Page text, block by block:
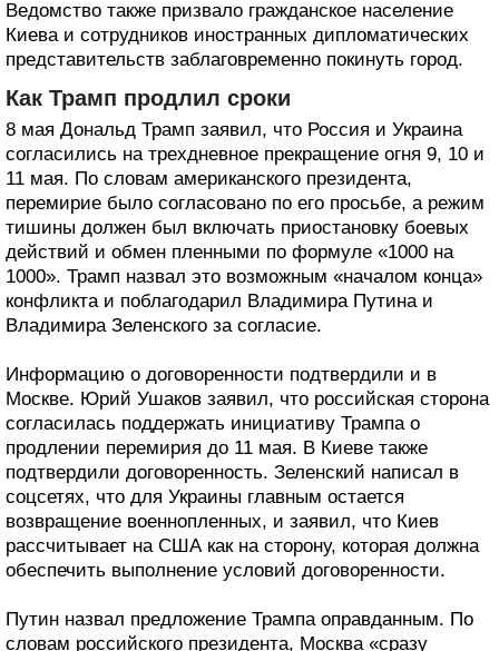
Ведомство также призвало гражданское население
Киева и сотрудников иностранных дипломатических
представительств заблаговременно покинуть город.
Как Трамп продлил сроки
8 мая Дональд Трамп заявил, что Россия и Украина
согласились на трехдневное прекращение огня 9, 10 и
11 мая. По словам американского президента,
перемирие было согласовано по его просьбе, а режим
тишины должен был включать приостановку боевых
действий и обмен пленными по формуле «1000 на
1000». Трамп назвал это возможным «началом конца»
конфликта и поблагодарил Владимира Путина и
Владимира Зеленского за согласие.
Информацию о договоренности подтвердили и в
Москве. Юрий Ушаков заявил, что российская сторона
согласилась поддержать инициативу Трампа о
продлении перемирия до 11 мая. В Киеве также
подтвердили договоренность. Зеленский написал в
соцсетях, что для Украины главным остается
возвращение военнопленных, и заявил, что Киев
рассчитывает на США как на сторону, которая должна
обеспечить выполнение условий договоренности.
Путин назвал предложение Трампа оправданным. По
словам российского президента, Москва «сразу